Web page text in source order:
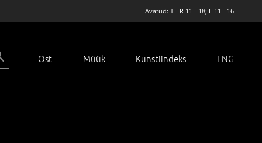
Avatud: T - R 11 - 18; L 11 - 16
Ost Müük Kunstiindeks ENG